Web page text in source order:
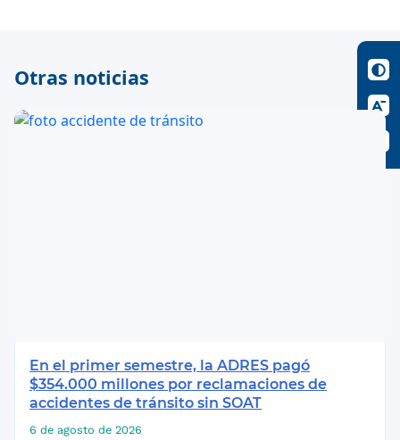
Otras noticias
En el primer semestre, la ADRES pagó
$354.000 millones por reclamaciones de
accidentes de tránsito sin SOAT
6 de agosto de 2026